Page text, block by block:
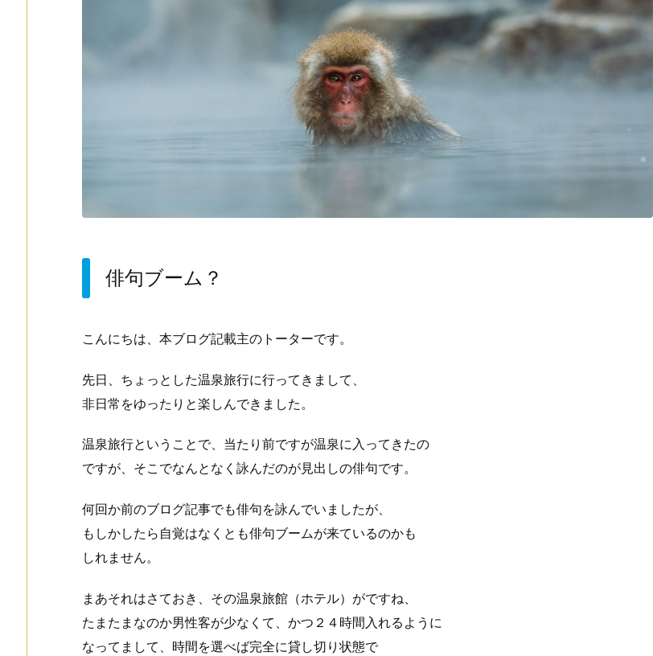
俳句ブーム？
こんにちは、本ブログ記載主のトーターです。
先日、ちょっとした温泉旅行に行ってきまして、
非日常をゆったりと楽しんできました。
温泉旅行ということで、当たり前ですが温泉に入ってきたの
ですが、そこでなんとなく詠んだのが見出しの俳句です。
何回か前のブログ記事でも俳句を詠んでいましたが、
もしかしたら自覚はなくとも俳句ブームが来ているのかも
しれません。
まあそれはさておき、その温泉旅館（ホテル）がですね、
たまたまなのか男性客が少なくて、かつ２４時間入れるように
なってまして、時間を選べば完全に貸し切り状態で